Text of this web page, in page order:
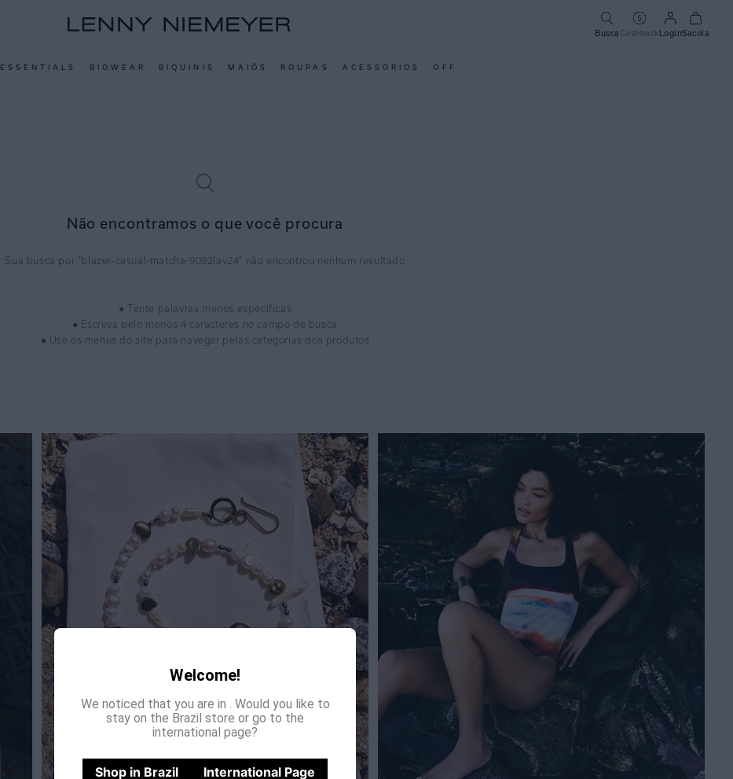
Busca CashbackLoginSacola
ESSENTIALS BIOWEAR BIQUÍNIS MAIÔS ROUPAS ACESSÓRIOS OFF
Welcome!
We noticed that you are in
. Would you like to
stay on the Brazil store or go to the
international page?
Shop in Brazil International Page
Não encontramos o que você procura
blazer-casual-matcha-9092lav24
● Tente palavras menos específicas
● Escreva pelo menos 4 caracteres no campo de busca
● Use os menus do site para navegar pelas categorias dos produtos